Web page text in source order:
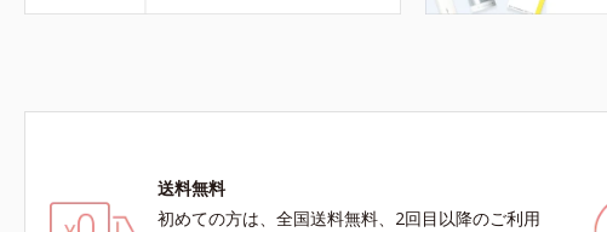
送料無料
初めての方は、全国送料無料、2回目以降のご利用